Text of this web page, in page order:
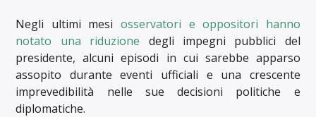
Negli ultimi mesi osservatori e oppositori hanno
notato una riduzione degli impegni pubblici del
presidente, alcuni episodi in cui sarebbe apparso
assopito durante eventi ufficiali e una crescente
imprevedibilità nelle sue decisioni politiche e
diplomatiche.